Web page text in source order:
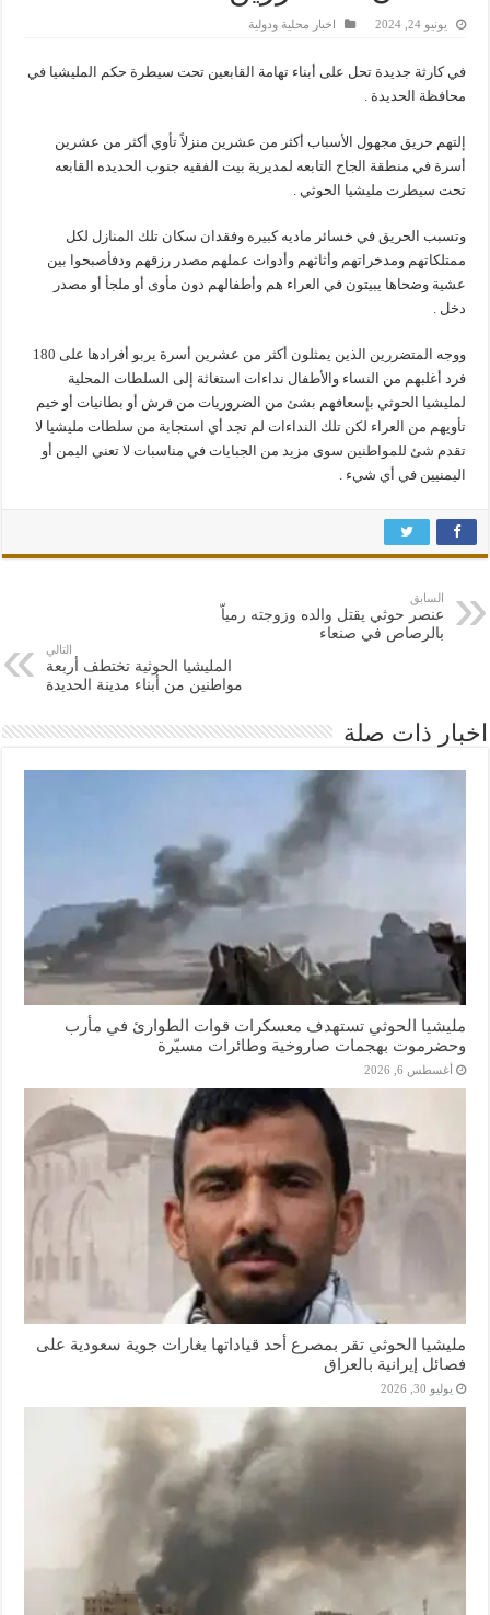
يونيو 24, 2024 اخبار محلية ودولية
في كارثة جديدة تحل على أبناء تهامة القابعين تحت سيطرة حكم المليشيا في
محافظة الحديدة .
إلتهم حريق مجهول الأسباب أكثر من عشرين منزلاً تأوي أكثر من عشرين
أسرة في منطقة الجاح التابعه لمديرية بيت الفقيه جنوب الحديده القابعه
تحت سيطرت مليشيا الحوثي .
وتسبب الحريق في خسائر ماديه كبيره وفقدان سكان تلك المنازل لكل
ممتلكاتهم ومدخراتهم وأثاثهم وأدوات عملهم مصدر رزقهم ودفأصبحوا بين
عشية وضحاها يبيتون في العراء هم وأطفالهم دون مأوى أو ملجأ أو مصدر
دخل .
ووجه المتضررين الذين يمثلون أكثر من عشرين أسرة يربو أفرادها على 180
فرد أغلبهم من النساء والأطفال نداءات استغاثة إلى السلطات المحلية
لمليشيا الحوثي بإسعافهم بشئ من الضروريات من فرش أو بطانيات أو خيم
تأويهم من العراء لكن تلك النداءات لم تجد أي استجابة من سلطات مليشيا لا
تقدم شئ للمواطنين سوى مزيد من الجبايات في مناسبات لا تعني اليمن أو
اليمنيين في أي شيء .
السابق
عنصر حوثي يقتل والده وزوجته رمياّ
بالرصاص في صنعاء
التالي
المليشيا الحوثية تختطف أربعة
مواطنين من أبناء مدينة الحديدة
اخبار ذات صلة
مليشيا الحوثي تستهدف معسكرات قوات الطوارئ في مأرب
وحضرموت بهجمات صاروخية وطائرات مسيّرة
أغسطس 6, 2026
مليشيا الحوثي تقر بمصرع أحد قياداتها بغارات جوية سعودية على
فصائل إيرانية بالعراق
يوليو 30, 2026